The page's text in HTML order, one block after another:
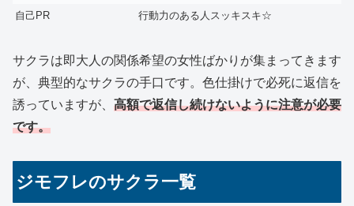
自己PR
行動力のある人スッキスキ☆
サクラは即大人の関係希望の女性ばかりが集まってきます
が、典型的なサクラの手口です。色仕掛けで必死に返信を
誘っていますが、 高額で返信し続けないように注意が必要
です。
ジモフレのサクラ一覧